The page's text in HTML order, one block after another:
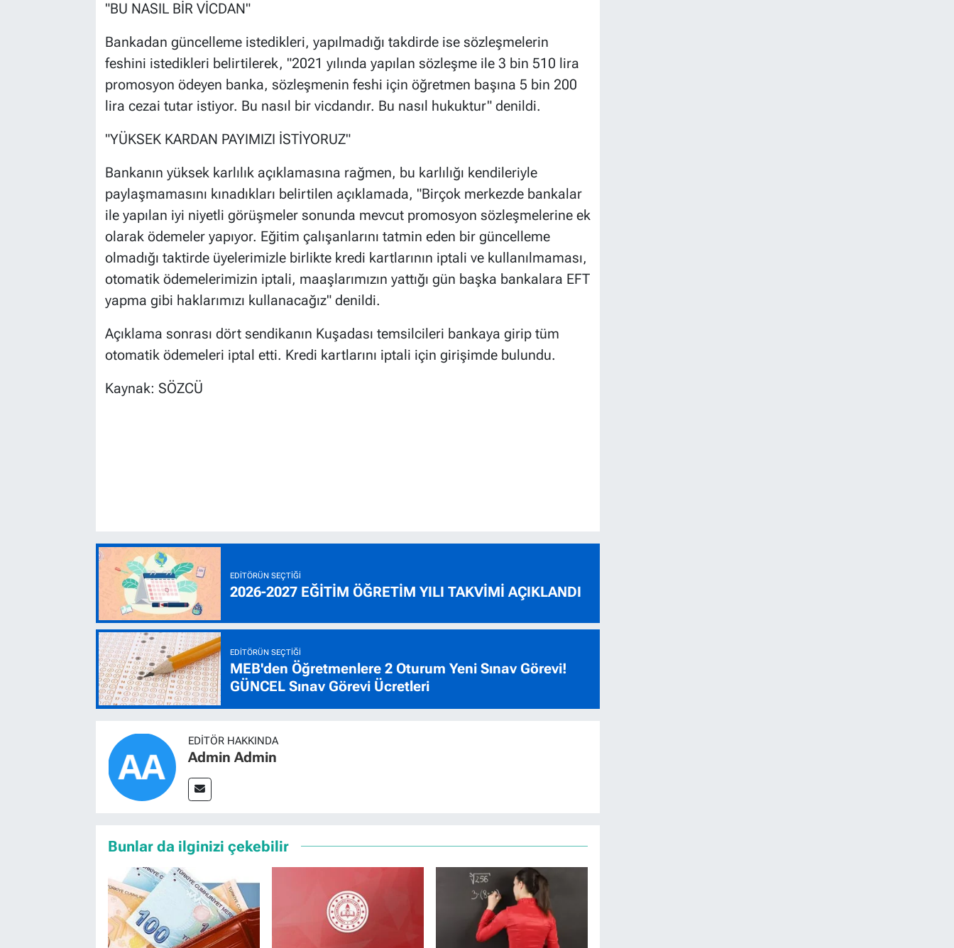
"BU NASIL BİR VİCDAN"
Bankadan güncelleme istedikleri, yapılmadığı takdirde ise sözleşmelerin
feshini istedikleri belirtilerek, "2021 yılında yapılan sözleşme ile 3 bin 510 lira
promosyon ödeyen banka, sözleşmenin feshi için öğretmen başına 5 bin 200
lira cezai tutar istiyor. Bu nasıl bir vicdandır. Bu nasıl hukuktur" denildi.
"YÜKSEK KARDAN PAYIMIZI İSTİYORUZ"
Bankanın yüksek karlılık açıklamasına rağmen, bu karlılığı kendileriyle
paylaşmamasını kınadıkları belirtilen açıklamada, "Birçok merkezde bankalar
ile yapılan iyi niyetli görüşmeler sonunda mevcut promosyon sözleşmelerine ek
olarak ödemeler yapıyor. Eğitim çalışanlarını tatmin eden bir güncelleme
olmadığı taktirde üyelerimizle birlikte kredi kartlarının iptali ve kullanılmaması,
otomatik ödemelerimizin iptali, maaşlarımızın yattığı gün başka bankalara EFT
yapma gibi haklarımızı kullanacağız" denildi.
Açıklama sonrası dört sendikanın Kuşadası temsilcileri bankaya girip tüm
otomatik ödemeleri iptal etti. Kredi kartlarını iptali için girişimde bulundu.
Kaynak: SÖZCÜ
EDITÖRÜN SEÇTIĞI
2026-2027 EĞİTİM ÖĞRETİM YILI TAKVİMİ AÇIKLANDI
EDITÖRÜN SEÇTIĞI
MEB'den Öğretmenlere 2 Oturum Yeni Sınav Görevi!
GÜNCEL Sınav Görevi Ücretleri
EDITÖR HAKKINDA
Admin Admin
Bunlar da ilginizi çekebilir